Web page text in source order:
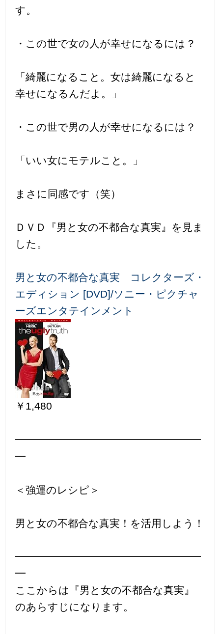
す。
・この世で女の人が幸せになるには？
「綺麗になること。女は綺麗になると
幸せになるんだよ。」
・この世で男の人が幸せになるには？
「いい女にモテルこと。」
まさに同感です（笑）
ＤＶＤ『男と女の不都合な真実』を見ま
した。
男と女の不都合な真実 コレクターズ・
エディション [DVD]/ソニー・ピクチャ
ーズエンタテインメント
￥1,480
━━━━━━━━━━━━━━━━━━
━
＜強運のレシピ＞
男と女の不都合な真実！を活用しよう！
━━━━━━━━━━━━━━━━━━
━
ここからは『男と女の不都合な真実』
のあらすじになります。